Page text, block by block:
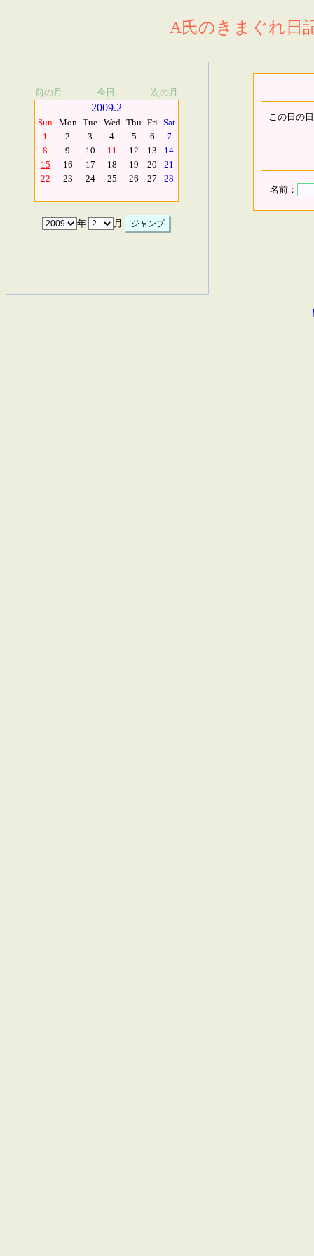
A氏のきまぐれ日
前の月 今日 次の月
2009.2
Sun Mon Tue Wed Thu Fri Sat
1
2 3 4 5 6
7
8
9 10 11 12 13
14
15
16 17 18 19 20
21
22
23 24 25 26 27 28
年 月
この日の
名前：